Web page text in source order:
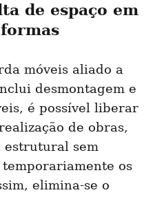
de espaço em
móveis aliado a
desmontagem e
é possível liberar
de obras,
sem
os
elimina-se o